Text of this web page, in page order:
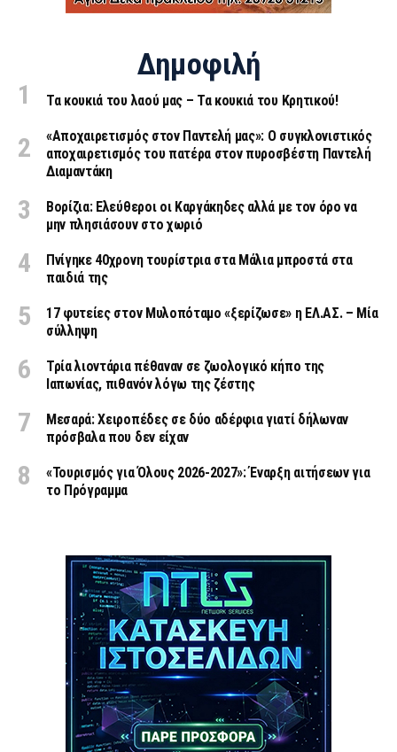
Δημοφιλή
Τα κουκιά του λαού μας – Τα κουκιά του Κρητικού!
«Aποχαιρετισμός στον Παντελή μας»: Ο συγκλονιστικός
αποχαιρετισμός του πατέρα στον πυροσβέστη Παντελή
Διαμαντάκη
Βορίζια: Ελεύθεροι οι Καργάκηδες αλλά με τον όρο να
μην πλησιάσουν στο χωριό
Πνίγηκε 40χρονη τουρίστρια στα Μάλια μπροστά στα
παιδιά της
17 φυτείες στον Μυλοπόταμο «ξερίζωσε» η ΕΛ.ΑΣ. – Μία
σύλληψη
Τρία λιοντάρια πέθαναν σε ζωολογικό κήπο της
Ιαπωνίας, πιθανόν λόγω της ζέστης
Μεσαρά: Χειροπέδες σε δύο αδέρφια γιατί δήλωναν
πρόσβαλα που δεν είχαν
«Τουρισμός για Όλους 2026-2027»: Έναρξη αιτήσεων για
το Πρόγραμμα